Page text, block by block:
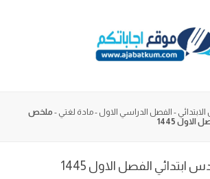
- الفصل الدراسي الاول -مادة لغتي - ملخص
1445
الفصل الاول 1445